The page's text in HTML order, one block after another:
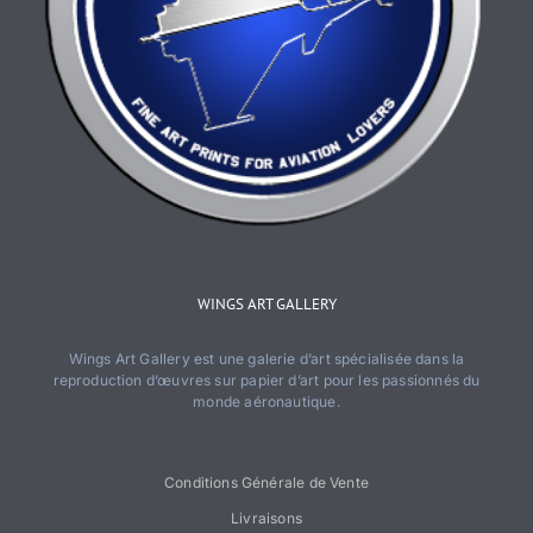
WINGS ART GALLERY
Wings Art Gallery est une galerie d’art spécialisée dans la
reproduction d’œuvres sur papier d’art pour les passionnés du
monde aéronautique.
Conditions Générale de Vente
Livraisons